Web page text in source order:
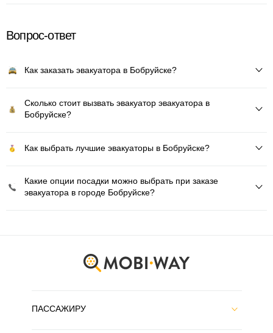
Вопрос-ответ
Как заказать эвакуатора в Бобруйске?
Сколько стоит вызвать эвакуатор эвакуатора в
Бобруйске?
Как выбрать лучшие эвакуаторы в Бобруйске?
Какие опции посадки можно выбрать при заказе
эвакуатора в городе Бобруйске?
ПАССАЖИРУ